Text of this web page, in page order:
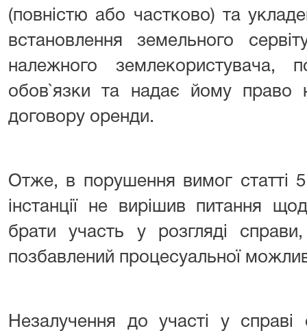
(повністю або частково) та
встановлення земельного
належного землекористувача,
обов`язки та надає йому право
договору оренди.
Отже, в порушення вимог статті
інстанції не вирішив питання
брати участь у розгляді
позбавлений процесуальної
Незалучення до участі у справі